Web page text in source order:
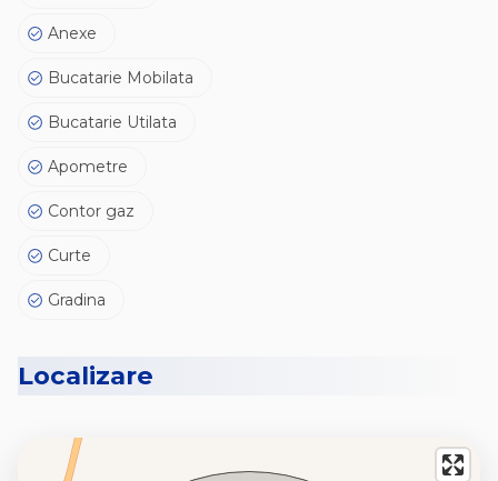
Anexe
Bucatarie Mobilata
Bucatarie Utilata
Apometre
Contor gaz
Curte
Gradina
Localizare